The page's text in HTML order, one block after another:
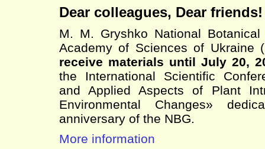
Dear colleagues, Dear friends!
M. M. Gryshko National
Academy of Sciences of Ukraine
receive materials until July 20,
the International Scientific
and Applied Aspects of Plant
Environmental Changes»
anniversary of the NBG.
More information